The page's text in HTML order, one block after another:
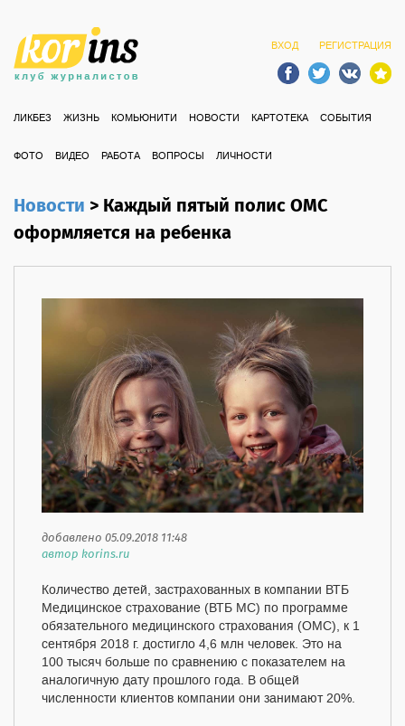
ВХОД РЕГИСТРАЦИЯ
ЛИКБЕЗ ЖИЗНЬ КОМЬЮНИТИ НОВОСТИ КАРТОТЕКА СОБЫТИЯ
ФОТО ВИДЕО РАБОТА ВОПРОСЫ ЛИЧНОСТИ
Новости>Каждый пятый полис ОМС
оформляется на ребенка
добавлено 05.09.2018 11:48
автор korins.ru
Количество детей, застрахованных в компании ВТБ
Медицинское страхование (ВТБ МС) по программе
обязательного медицинского страхования (ОМС), к 1
сентября 2018 г. достигло 4,6 млн человек. Это на
100 тысяч больше по сравнению с показателем на
аналогичную дату прошлого года. В общей
численности клиентов компании они занимают 20%.